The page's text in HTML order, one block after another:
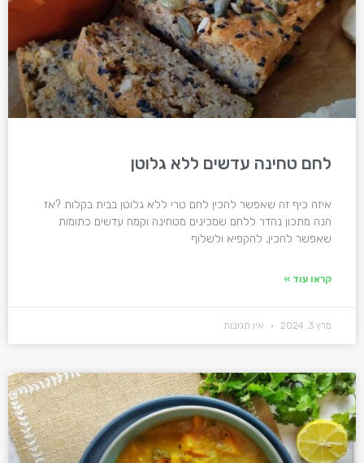
לחם טחינה עדשים ללא גלוטן
איזה כיף זה שאפשר להכין לחם טרי ללא גלוטן בבית בקלות ?אז
הנה מתכון נהדר ללחם שמכינים מטחינה וקמח עדשים כתומות
שאפשר להכין, להקפיא ולשלוף
קראו עוד »
מרץ 3, 2024 אין תגובות